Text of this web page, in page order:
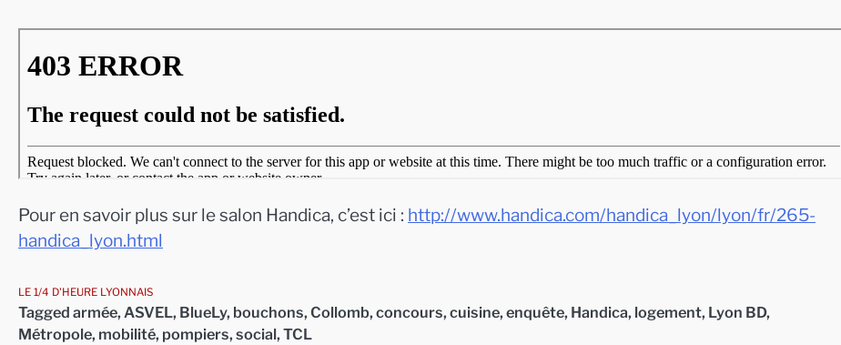
Pour en savoir plus sur le salon Handica, c’est ici : http://www.handica.com/handica_lyon/lyon/fr/265-
handica_lyon.html
LE 1/4 D'HEURE LYONNAIS
Tagged armée, ASVEL, BlueLy, bouchons, Collomb, concours, cuisine, enquête, Handica, logement, Lyon BD,
Métropole, mobilité, pompiers, social, TCL